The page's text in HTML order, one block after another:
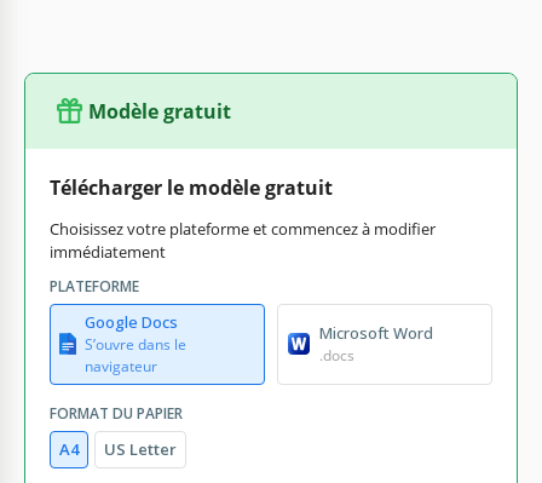
Modèle gratuit
Télécharger le modèle gratuit
Choisissez votre plateforme et commencez à modifier
immédiatement
PLATEFORME
Google Docs
S’ouvre dans le
navigateur
Microsoft Word
.docs
FORMAT DU PAPIER
A4 US Letter